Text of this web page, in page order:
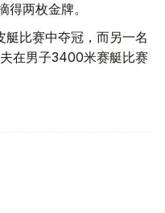
两枚金牌。
比赛中夺冠，而另一名
在男子3400米赛艇比赛